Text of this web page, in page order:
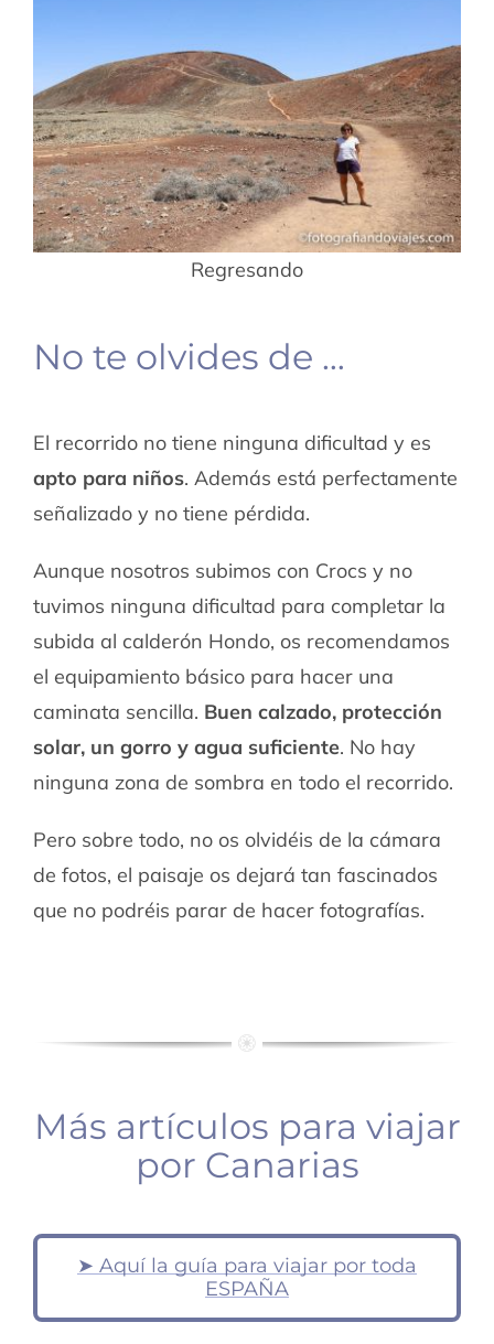
Regresando
No te olvides de …
El recorrido no tiene ninguna dificultad y es
apto para niños. Además está perfectamente
señalizado y no tiene pérdida.
Aunque nosotros subimos con Crocs y no
tuvimos ninguna dificultad para completar la
subida al calderón Hondo, os recomendamos
el equipamiento básico para hacer una
caminata sencilla. Buen calzado, protección
solar, un gorro y agua suficiente. No hay
ninguna zona de sombra en todo el recorrido.
Pero sobre todo, no os olvidéis de la cámara
de fotos, el paisaje os dejará tan fascinados
que no podréis parar de hacer fotografías.
Más artículos para viajar
por Canarias
➤ Aquí la guía para viajar por toda
ESPAÑA
días)
Islas
elegir